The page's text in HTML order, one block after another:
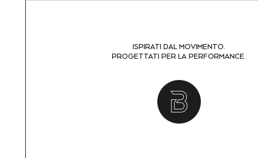
ISPIRATI DAL MOVIMENTO.
PROGETTATI PER LA PERFORMANCE.